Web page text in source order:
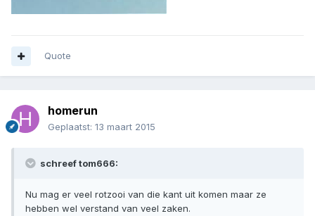
Quote
homerun
Geplaatst: 13 maart 2015
schreef tom666:
Nu mag er veel rotzooi van die kant uit komen maar ze
hebben wel verstand van veel zaken.